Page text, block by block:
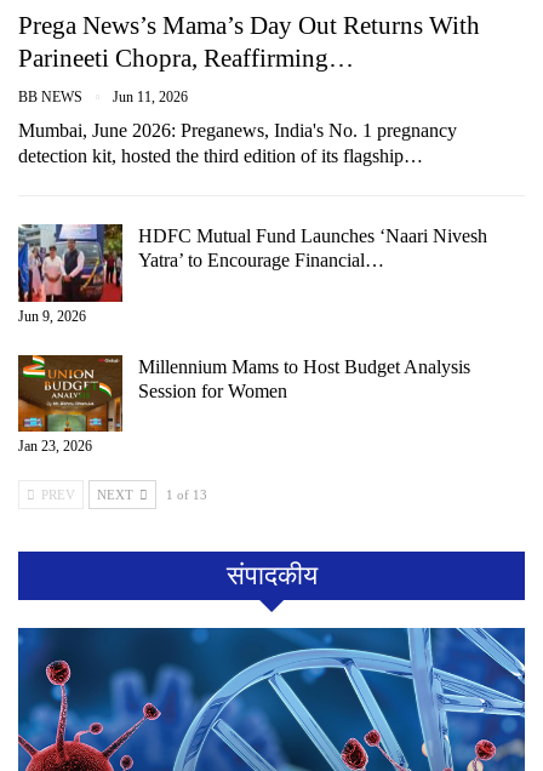
Prega News’s Mama’s Day Out Returns With
Parineeti Chopra, Reaffirming…
BB NEWS Jun 11, 2026
Mumbai, June 2026: Preganews, India's No. 1 pregnancy
detection kit, hosted the third edition of its flagship…
HDFC Mutual Fund Launches ‘Naari Nivesh
Yatra’ to Encourage Financial…
Jun 9, 2026
Millennium Mams to Host Budget Analysis
Session for Women
Jan 23, 2026
PREV NEXT 1 of 13
संपादकीय